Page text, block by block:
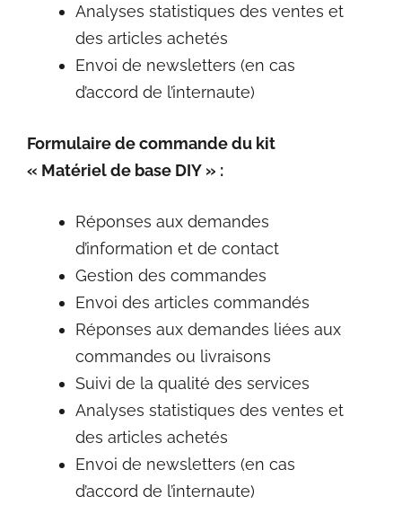
Analyses statistiques des ventes et
des articles achetés
Envoi de newsletters (en cas
d’accord de l’internaute)
Formulaire de commande du kit
« Matériel de base DIY » :
Réponses aux demandes
d’information et de contact
Gestion des commandes
Envoi des articles commandés
Réponses aux demandes liées aux
commandes ou livraisons
Suivi de la qualité des services
Analyses statistiques des ventes et
des articles achetés
Envoi de newsletters (en cas
d’accord de l’internaute)